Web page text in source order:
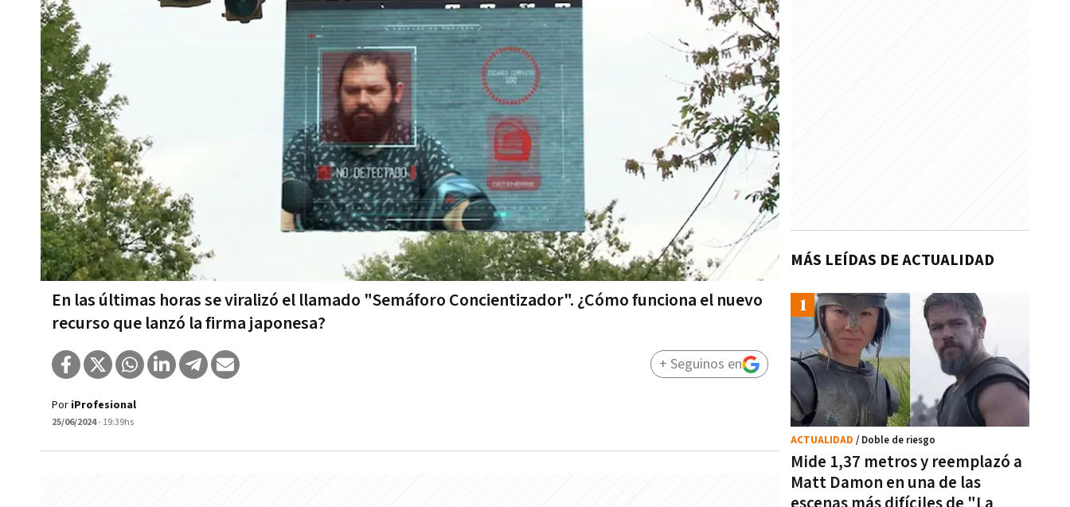
En las últimas horas se viralizó el llamado "Semáforo Concientizador". ¿Cómo funciona el nuevo
recurso que lanzó la firma japonesa?
Por iProfesional
25/06/2024- 19:39hs
+ Seguinos en
MÁS LEÍDAS DE ACTUALIDAD
Mide 1,37 metros y reemplazó a
Matt Damon en una de las
ACTUALIDAD / Doble de riesgo